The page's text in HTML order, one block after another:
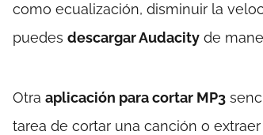
como ecualización, disminuir la
puedes descargar Audacity de
Otra aplicación para cortar MP3
tarea de cortar una canción o